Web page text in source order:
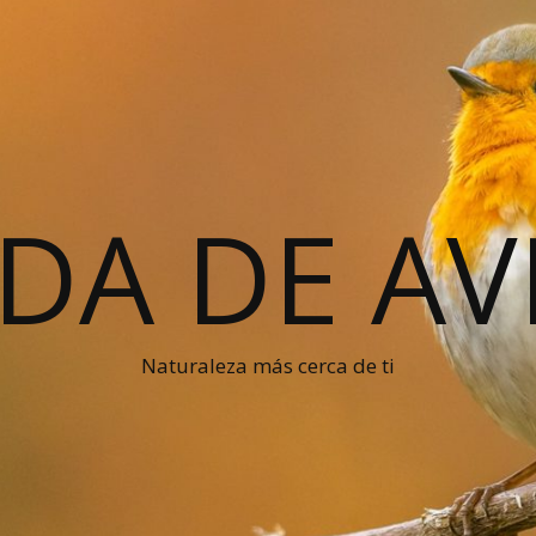
DE
Naturaleza más cerca de ti